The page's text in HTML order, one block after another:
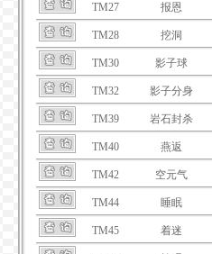
TM27 报恩
TM28 挖洞
TM30 影子球
TM32 影子分身
TM39 岩石封杀
TM40 燕返
TM42 空元气
TM44 睡眠
TM45 着迷